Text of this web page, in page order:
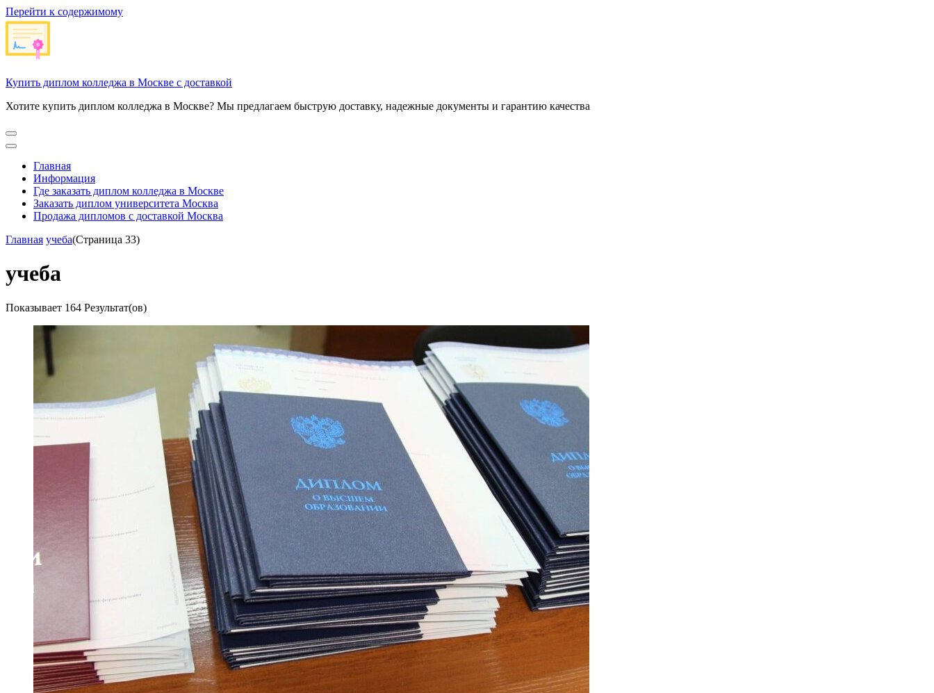
Перейти к содержимому
Купить диплом колледжа в Москве с доставкой
Хотите купить диплом колледжа в Москве? Мы предлагаем быструю доставку, надежные документы и гарантию качества
Главная
Информация
Где заказать диплом колледжа в Москве
Заказать диплом университета Москва
Продажа дипломов с доставкой Москва
Главная учеба(Страница 33)
учеба
Показывает 164 Результат(ов)